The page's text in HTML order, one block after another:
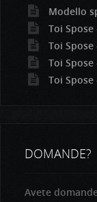
Modello
Toi Spose
Toi Spose
Toi Spose
Toi Spose
DOMANDE?
Avete